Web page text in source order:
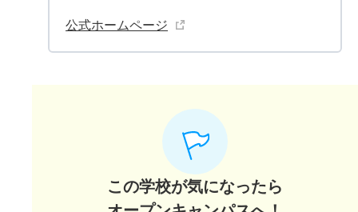
公式ホームページ
この学校が気になったら